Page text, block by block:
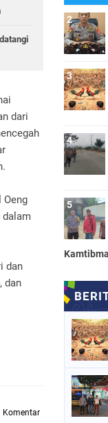
dari
Oeng
dalam
dan
dan
Komentar